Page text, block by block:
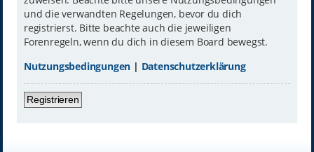
und die verwandten Regelungen, bevor du dich
registrierst. Bitte beachte auch die jeweiligen
Forenregeln, wenn du dich in diesem Board bewegst.
Nutzungsbedingungen | Datenschutzerklärung
Registrieren